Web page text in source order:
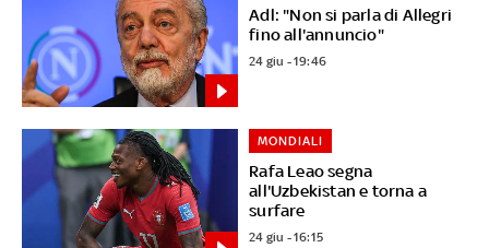
Adl: "Non si parla di Allegri
fino all'annuncio"
24 giu - 19:46
Rafa Leao segna
all'Uzbekistan e torna a
surfare
MONDIALI
24 giu - 16:15